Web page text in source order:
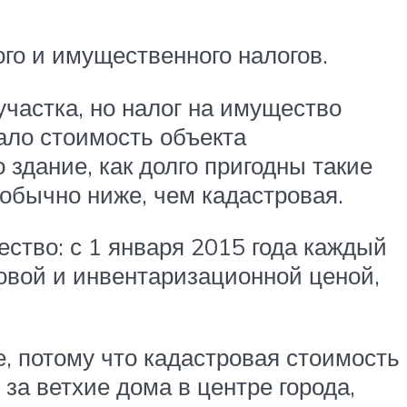
и имущественного налогов.
но налог на имущество
стоимость объекта
как долго пригодны такие
ниже, чем кадастровая.
с 1 января 2015 года каждый
и инвентаризационной ценой,
что кадастровая стоимость
ветхие дома в центре города,